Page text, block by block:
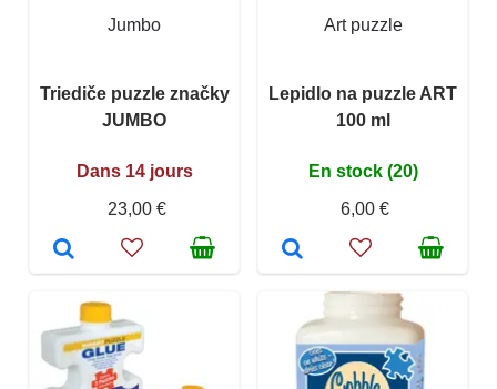
Jumbo
Triediče puzzle značky
JUMBO
Dans 14 jours
23,00 €
Art puzzle
Lepidlo na puzzle ART
100 ml
En stock (20)
6,00 €